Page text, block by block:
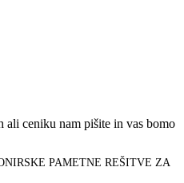
ali ceniku nam pišite in vas bomo
PAMETNE REŠITVE ZA